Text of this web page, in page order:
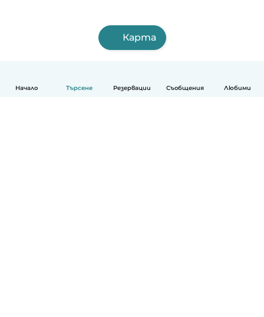
Начало Търсене Резервации Съобщения Любими
Карта